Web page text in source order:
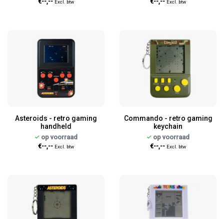
Excl. btw Excl. btw
Asteroids - retro gaming
handheld
op voorraad
€--,-- Excl. btw
Commando - retro gaming
keychain
op voorraad
€--,-- Excl. btw